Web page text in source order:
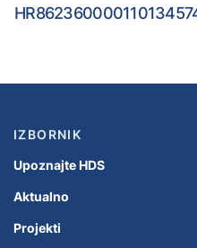
IZBORNIK
Upoznajte HDS
Aktualno
Projekti